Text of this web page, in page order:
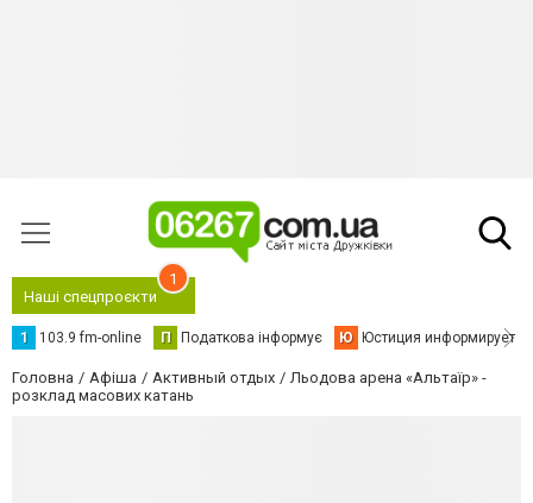
Наші спецпроєкти
1
1 103.9 fm-online П Податкова інформує Ю Юстиция информирует
Головна Афіша Активный отдых
Льодова арена «Альтаїр» -
розклад масових катань